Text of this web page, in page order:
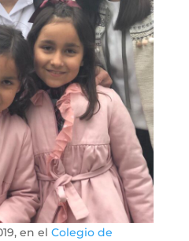
en el Colegio de